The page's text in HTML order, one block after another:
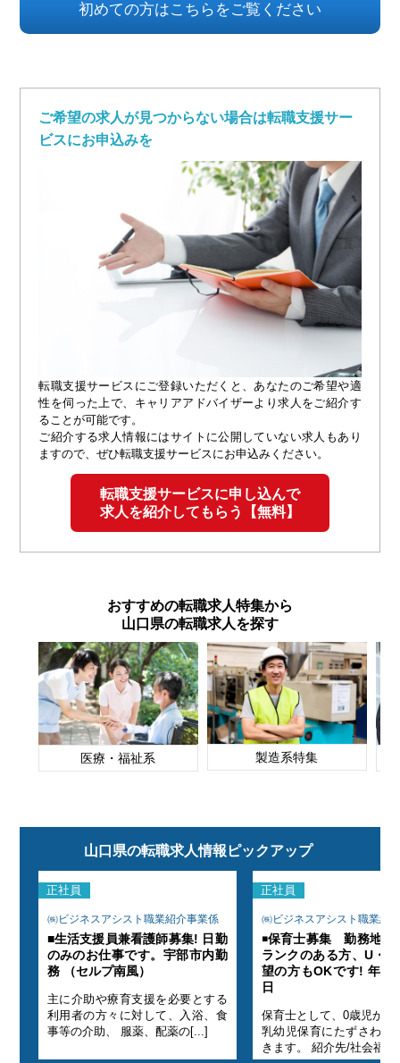
初めての方はこちらをご覧ください
ご希望の求人が見つからない場合は転職支援サー
ビスにお申込みを
転職支援サービスにご登録いただくと、あなたのご希望や適
性を伺った上で、キャリアアドバイザーより求人をご紹介す
ることが可能です。
ご紹介する求人情報にはサイトに公開していない求人もあり
ますので、ぜひ転職支援サービスにお申込みください。
転職支援サービスに申し込んで
求人を紹介してもらう【無料】
おすすめの転職求人特集から
山口県の転職求人を探す
医療・福祉系 製造系特集
山口県の転職求人情報ピックアップ
正社員
㈱ビジネスアシスト職業紹介事業係
■生活支援員兼看護師募集! 日勤
のみのお仕事です。宇部市内勤
務 （セルプ南風）
主に介助や療育支援を必要とする
利用者の方々に対して、入浴、食
事等の介助、 服薬、配薬の[...]
正社員
㈱ビジネスアシスト職業紹
￭保育士募集 勤務地:
ランクのある方、U・I
望の方もOKです! 年間
日
保育士として、0歳児から
乳幼児保育にたずさわっ
きます。 紹介先/社会福